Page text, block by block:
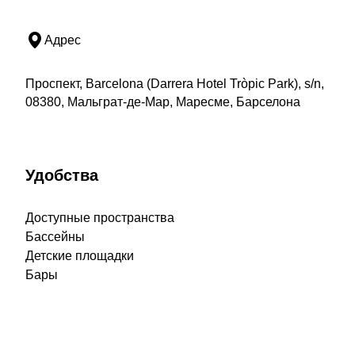
Адрес
Проспект, Barcelona (Darrera Hotel Tròpic Park), s/n,
08380, Мальграт-де-Мар, Маресме, Барселона
Удобства
Доступные пространства
Бассейны
Детские площадки
Бары